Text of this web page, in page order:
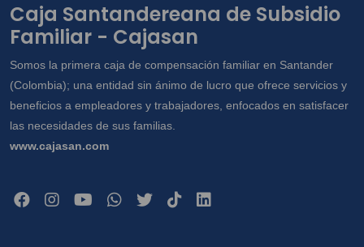
Caja Santandereana de Subsidio
Familiar - Cajasan
Somos la primera caja de compensación familiar en Santander
(Colombia); una entidad sin ánimo de lucro que ofrece servicios y
beneficios a empleadores y trabajadores, enfocados en satisfacer
las necesidades de sus familias.
www.cajasan.com